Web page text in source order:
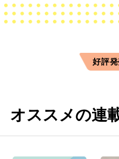
好評
オススメの連